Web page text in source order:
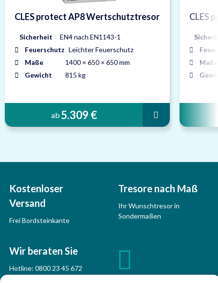
CLES protect AP8 Wertschutztresor
Sicherheit
EN4 nach EN1143-1
Feuerschutz Leichter Feuerschutz
Maße
1400 × 650 × 650 mm
Gewicht
815 kg
ab 5.309 €
CLES
Maße
Kostenloser
Versand
Frei Bordsteinkante
Tresore nach Maß
Ihr Wunschtresor in
Sondermaßen
Wir beraten Sie
Hotline: 0800 23 45 672